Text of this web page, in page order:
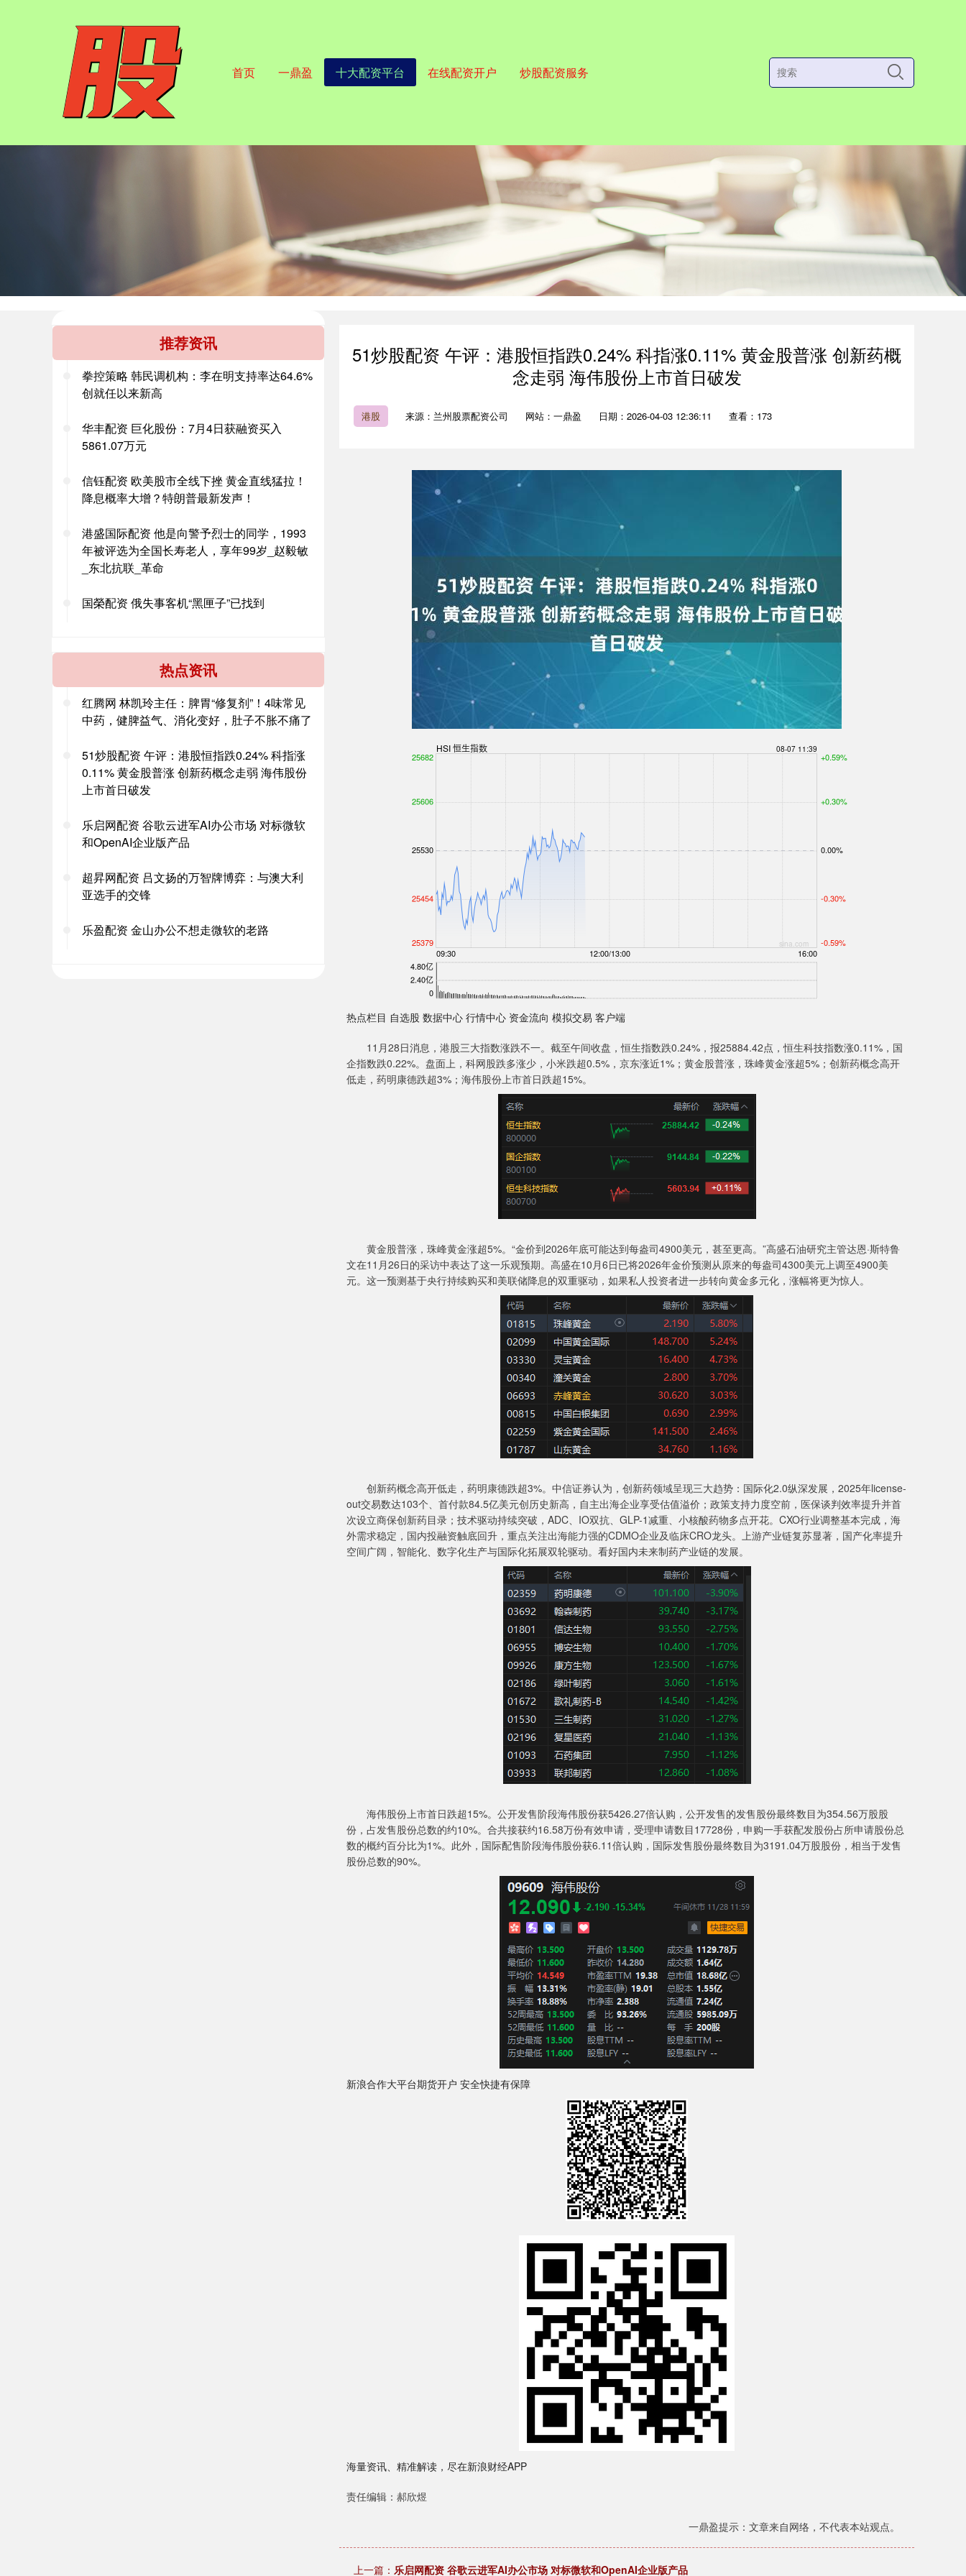
首页 一鼎盈 十大配资平台 在线配资开户 炒股配资服务
51炒股配资 午评：港股恒指跌0.24% 科指涨0.11% 黄金股普涨 创新药概
念走弱 海伟股份上市首日破发
港股 来源：兰州股票配资公司 网站：一鼎盈 日期：2026-04-03 12:36:11 查看：173
热点栏目 自选股 数据中心 行情中心 资金流向 模拟交易 客户端
11月28日消息，港股三大指数涨跌不一。截至午间收盘，恒生指数跌0.24%，报25884.42点，恒生科技指数涨0.11%，国
企指数跌0.22%。盘面上，科网股跌多涨少，小米跌超0.5%，京东涨近1%；黄金股普涨，珠峰黄金涨超5%；创新药概念高开
低走，药明康德跌超3%；海伟股份上市首日跌超15%。
黄金股普涨，珠峰黄金涨超5%。“金价到2026年底可能达到每盎司4900美元，甚至更高。”高盛石油研究主管达恩·斯特鲁
文在11月26日的采访中表达了这一乐观预期。高盛在10月6日已将2026年金价预测从原来的每盎司4300美元上调至4900美
元。这一预测基于央行持续购买和美联储降息的双重驱动，如果私人投资者进一步转向黄金多元化，涨幅将更为惊人。
创新药概念高开低走，药明康德跌超3%。中信证券认为，创新药领域呈现三大趋势：国际化2.0纵深发展，2025年license-
out交易数达103个、首付款84.5亿美元创历史新高，自主出海企业享受估值溢价；政策支持力度空前，医保谈判效率提升并首
次设立商保创新药目录；技术驱动持续突破，ADC、IO双抗、GLP-1减重、小核酸药物多点开花。CXO行业调整基本完成，海
外需求稳定，国内投融资触底回升，重点关注出海能力强的CDMO企业及临床CRO龙头。上游产业链复苏显著，国产化率提升
空间广阔，智能化、数字化生产与国际化拓展双轮驱动。看好国内未来制药产业链的发展。
海伟股份上市首日跌超15%。公开发售阶段海伟股份获5426.27倍认购，公开发售的发售股份最终数目为354.56万股股
份，占发售股份总数的约10%。合共接获约16.58万份有效申请，受理申请数目17728份，申购一手获配发股份占所申请股份总
数的概约百分比为1%。此外，国际配售阶段海伟股份获6.11倍认购，国际发售股份最终数目为3191.04万股股份，相当于发售
股份总数的90%。
新浪合作大平台期货开户 安全快捷有保障
海量资讯、精准解读，尽在新浪财经APP
责任编辑：郝欣煜
一鼎盈提示：文章来自网络，不代表本站观点。
上一篇： 乐启网配资 谷歌云进军AI办公市场 对标微软和OpenAI企业版产品
推荐资讯
拳控策略 韩民调机构：李在明支持率达64.6%
创就任以来新高
华丰配资 巨化股份：7月4日获融资买入
5861.07万元
信钰配资 欧美股市全线下挫 黄金直线猛拉！
降息概率大增？特朗普最新发声！
港盛国际配资 他是向警予烈士的同学，1993
年被评选为全国长寿老人，享年99岁_赵毅敏
_东北抗联_革命
国榮配资 俄失事客机“黑匣子”已找到
热点资讯
红腾网 林凯玲主任：脾胃“修复剂”！4味常见
中药，健脾益气、消化变好，肚子不胀不痛了
51炒股配资 午评：港股恒指跌0.24% 科指涨
0.11% 黄金股普涨 创新药概念走弱 海伟股份
上市首日破发
乐启网配资 谷歌云进军AI办公市场 对标微软
和OpenAI企业版产品
超昇网配资 吕文扬的万智牌博弈：与澳大利
亚选手的交锋
乐盈配资 金山办公不想走微软的老路